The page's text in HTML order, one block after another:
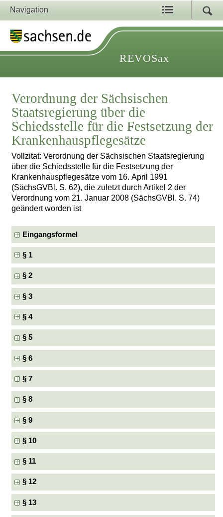
Navigation
REVOSax
Verordnung der Sächsischen
Staatsregierung über die
Schiedsstelle für die Festsetzung der
Krankenhauspflegesätze
Vollzitat: Verordnung der Sächsischen Staatsregierung
über die Schiedsstelle für die Festsetzung der
Krankenhauspflegesätze vom 16. April 1991
(SächsGVBl. S. 62), die zuletzt durch Artikel 2 der
Verordnung vom 21. Januar 2008 (SächsGVBl. S. 74)
geändert worden ist
Eingangsformel
§ 1
§ 2
§ 3
§ 4
§ 5
§ 6
§ 7
§ 8
§ 9
§ 10
§ 11
§ 12
§ 13